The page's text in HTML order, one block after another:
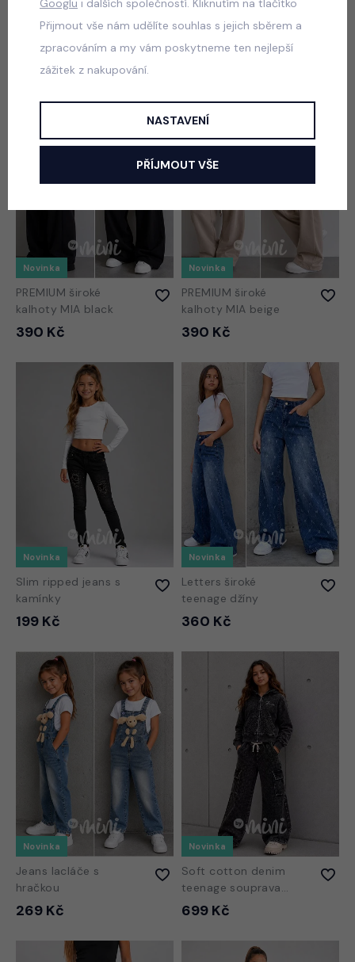
420 Kč 420 Kč
Novinka
PREMIUM široké
kalhoty MIA black
390 Kč
Novinka
PREMIUM široké
kalhoty MIA beige
390 Kč
Novinka
Slim ripped jeans s
kamínky
199 Kč
Novinka
Letters široké
teenage džíny
360 Kč
Novinka
Jeans lacláče s
hračkou
269 Kč
Novinka
Soft cotton denim
teenage souprava
DIVA dark
699 Kč
Googlu i dalších společností. Kliknutím na tlačítko
Přijmout vše nám udělíte souhlas s jejich sběrem a
zpracováním a my vám poskytneme ten nejlepší
zážitek z nakupování.
NASTAVENÍ
PŘÍJMOUT VŠE